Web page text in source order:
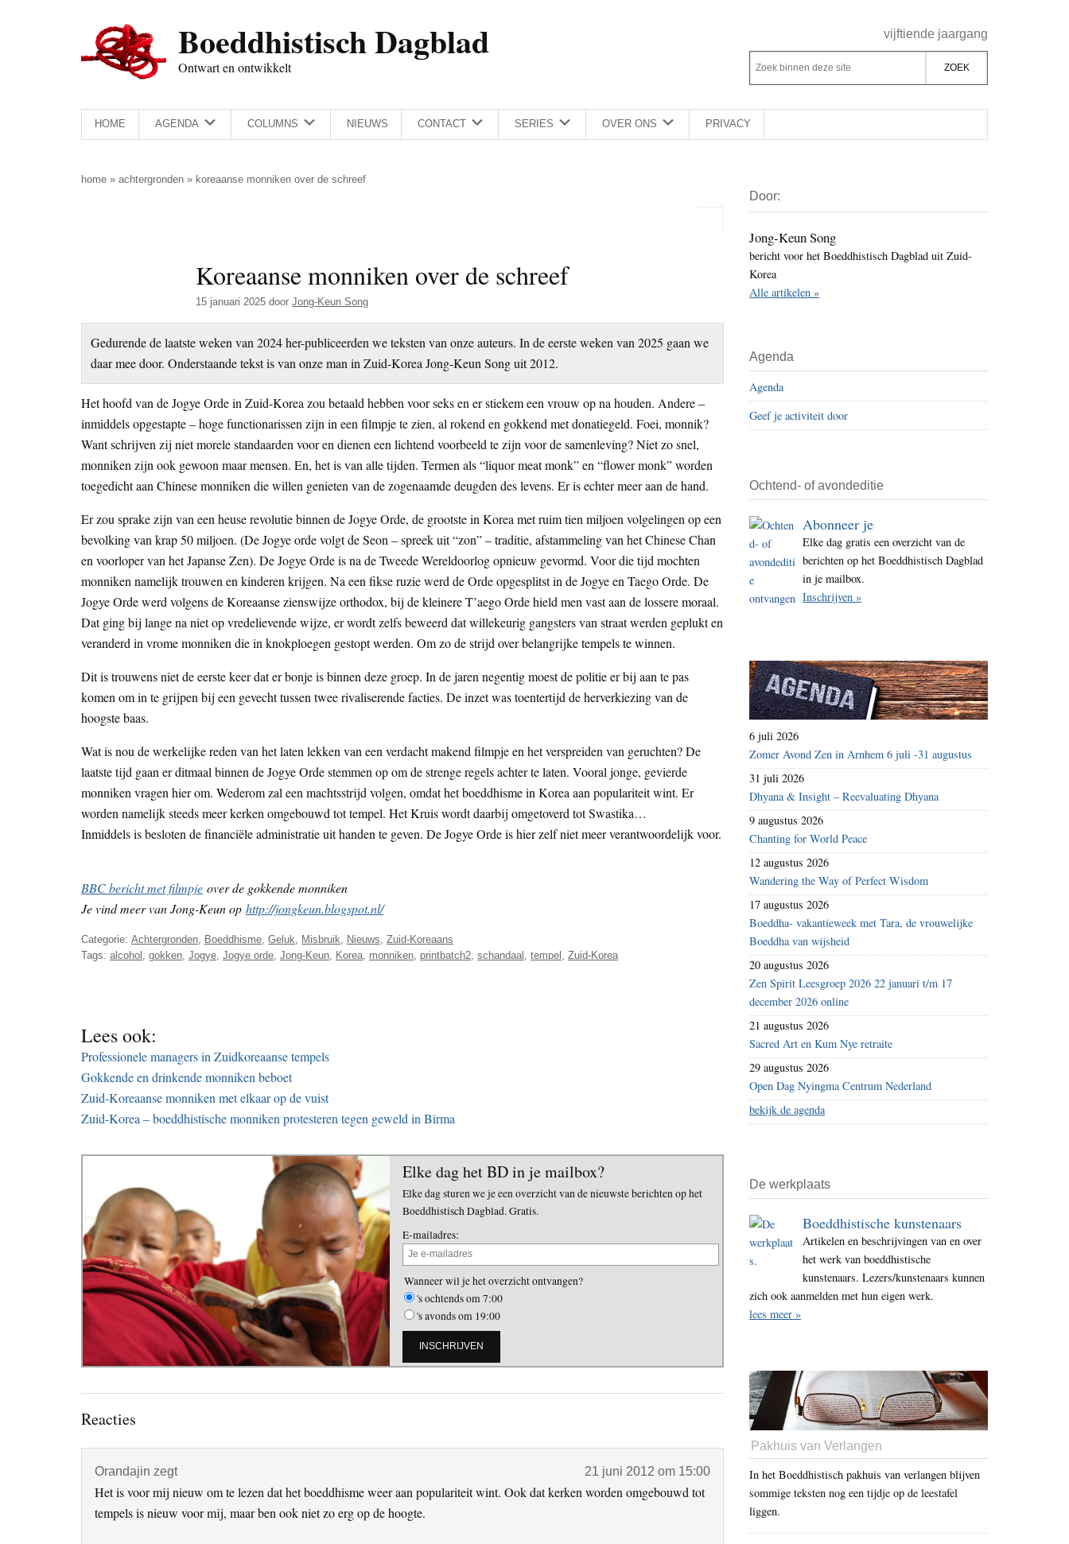
Boeddhistisch Dagblad
Ontwart en ontwikkelt
Rechts
vijftiende jaargang
Z
o
e
k
d
e
z
e
s
i
e
Z
o
k
b
n
n
d
e
s
i
t
e
HOME AGENDA COLUMNS NIEUWS CONTACT SERIES OVER ONS PRIVACY
home » achtergronden » koreaanse monniken over de schreef
Koreaanse monniken over de schreef
15 januari 2025 door Jong-Keun Song
Gedurende de laatste weken van 2024 her-publiceerden we teksten van onze auteurs. In de eerste weken van 2025 gaan we
daar mee door. Onderstaande tekst is van onze man in Zuid-Korea Jong-Keun Song uit 2012.
Het hoofd van de Jogye Orde in Zuid-Korea zou betaald hebben voor seks en er stiekem een vrouw op na houden. Andere –
inmiddels opgestapte – hoge functionarissen zijn in een filmpje te zien, al rokend en gokkend met donatiegeld. Foei, monnik?
Want schrijven zij niet morele standaarden voor en dienen een lichtend voorbeeld te zijn voor de samenleving? Niet zo snel,
monniken zijn ook gewoon maar mensen. En, het is van alle tijden. Termen als “liquor meat monk” en “flower monk” worden
toegedicht aan Chinese monniken die willen genieten van de zogenaamde deugden des levens. Er is echter meer aan de hand.
Er zou sprake zijn van een heuse revolutie binnen de Jogye Orde, de grootste in Korea met ruim tien miljoen volgelingen op een
bevolking van krap 50 miljoen. (De Jogye orde volgt de Seon – spreek uit “zon” – traditie, afstammeling van het Chinese Chan
en voorloper van het Japanse Zen). De Jogye Orde is na de Tweede Wereldoorlog opnieuw gevormd. Voor die tijd mochten
monniken namelijk trouwen en kinderen krijgen. Na een fikse ruzie werd de Orde opgesplitst in de Jogye en Taego Orde. De
Jogye Orde werd volgens de Koreaanse zienswijze orthodox, bij de kleinere T’aego Orde hield men vast aan de lossere moraal.
Dat ging bij lange na niet op vredelievende wijze, er wordt zelfs beweerd dat willekeurig gangsters van straat werden geplukt en
veranderd in vrome monniken die in knokploegen gestopt werden. Om zo de strijd over belangrijke tempels te winnen.
Dit is trouwens niet de eerste keer dat er bonje is binnen deze groep. In de jaren negentig moest de politie er bij aan te pas
komen om in te grijpen bij een gevecht tussen twee rivaliserende facties. De inzet was toentertijd de herverkiezing van de
hoogste baas.
Wat is nou de werkelijke reden van het laten lekken van een verdacht makend filmpje en het verspreiden van geruchten? De
laatste tijd gaan er ditmaal binnen de Jogye Orde stemmen op om de strenge regels achter te laten. Vooral jonge, gevierde
monniken vragen hier om. Wederom zal een machtsstrijd volgen, omdat het boeddhisme in Korea aan populariteit wint. Er
worden namelijk steeds meer kerken omgebouwd tot tempel. Het Kruis wordt daarbij omgetoverd tot Swastika…
Inmiddels is besloten de financiële administratie uit handen te geven. De Jogye Orde is hier zelf niet meer verantwoordelijk voor.
BBC bericht met filmpje over de gokkende monniken
Je vind meer van Jong-Keun op http://jongkeun.blogspot.nl/
Categorie: Achtergronden Boeddhisme Geluk Misbruik Nieuws Zuid-Koreaans
Tags: alcohol gokken Jogye Jogye orde Jong-Keun Korea monniken printbatch2 schandaal tempel Zuid-Korea
Lees ook:
Professionele managers in Zuidkoreaanse tempels
Gokkende en drinkende monniken beboet
Zuid-Koreaanse monniken met elkaar op de vuist
Zuid-Korea – boeddhistische monniken protesteren tegen geweld in Birma
Elke dag het BD in je mailbox?
Elke dag sturen we je een overzicht van de nieuwste berichten op het
Boeddhistisch Dagblad. Gratis.
E-mailadres:
Wanneer wil je het overzicht ontvangen?
's ochtends om 7:00
's avonds om 19:00
Lees
Reacties
Orandajin zegt 21 juni 2012 om 15:00
Het is voor mij nieuw om te lezen dat het boeddhisme weer aan populariteit wint. Ook dat kerken worden omgebouwd tot
tempels is nieuw voor mij, maar ben ook niet zo erg op de hoogte.
Sidebar
Door:
Jong-Keun Song
bericht voor het Boeddhistisch Dagblad uit Zuid-
Korea
Alle artikelen »
Agenda
Agenda
Geef je activiteit door
Ochtend- of avondeditie
Abonneer je
Elke dag gratis een overzicht van de
berichten op het Boeddhistisch Dagblad
in je mailbox.
Inschrijven »
6 juli 2026
Zomer Avond Zen in Arnhem 6 juli -31 augustus
31 juli 2026
Dhyana & Insight – Reevaluating Dhyana
9 augustus 2026
Chanting for World Peace
12 augustus 2026
Wandering the Way of Perfect Wisdom
17 augustus 2026
Boeddha- vakantieweek met Tara, de vrouwelijke
Boeddha van wijsheid
20 augustus 2026
Zen Spirit Leesgroep 2026 22 januari t/m 17
december 2026 online
21 augustus 2026
Sacred Art en Kum Nye retraite
29 augustus 2026
Open Dag Nyingma Centrum Nederland
bekijk de agenda
De werkplaats
Boeddhistische kunstenaars
Artikelen en beschrijvingen van en over
het werk van boeddhistische
kunstenaars. Lezers/kunstenaars kunnen
zich ook aanmelden met hun eigen werk.
lees meer »
Pakhuis van Verlangen
In het Boeddhistisch pakhuis van verlangen blijven
sommige teksten nog een tijdje op de leestafel
liggen.